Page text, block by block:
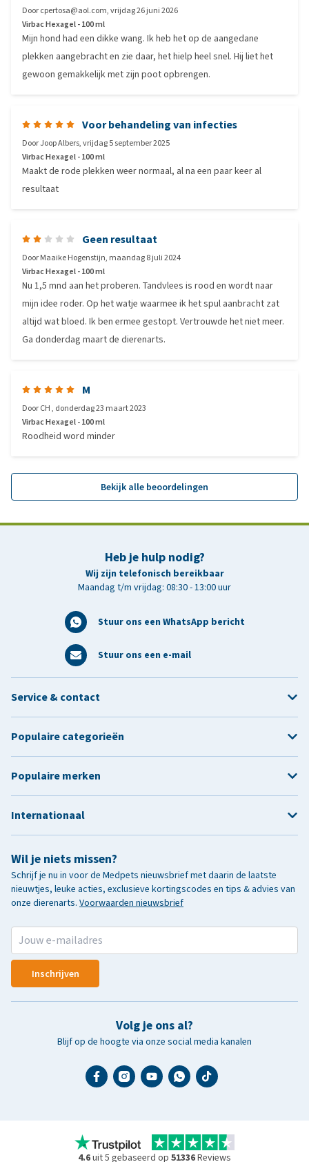
Doorcpertosa@aol.com,vrijdag 26 juni 2026
Virbac Hexagel - 100 ml
Mijn hond had een dikke wang. Ik heb het op de aangedane
plekken aangebracht en zie daar, het hielp heel snel. Hij liet het
gewoon gemakkelijk met zijn poot opbrengen.
Voor behandeling van infecties
DoorJoop Albers,vrijdag 5 september 2025
Virbac Hexagel - 100 ml
Maakt de rode plekken weer normaal, al na een paar keer al
resultaat
Geen resultaat
DoorMaaike Hogenstijn, maandag 8 juli 2024
Virbac Hexagel - 100 ml
Nu 1,5 mnd aan het proberen. Tandvlees is rood en wordt naar
mijn idee roder. Op het watje waarmee ik het spul aanbracht zat
altijd wat bloed. Ik ben ermee gestopt. Vertrouwde het niet meer.
Ga donderdag maart de dierenarts.
M
DoorCH, donderdag 23 maart 2023
Virbac Hexagel - 100 ml
Roodheid word minder
Bekijk alle beoordelingen
Heb je hulp nodig?
Wij zijn telefonisch bereikbaar
Maandag t/m vrijdag: 08:30 - 13:00 uur
Stuur ons een WhatsApp bericht
Stuur ons een e-mail
Wil je niets missen?
Schrijf je nu in voor de Medpets nieuwsbrief met daarin de laatste
nieuwtjes, leuke acties, exclusieve kortingscodes en tips & advies van
onze dierenarts. Voorwaarden nieuwsbrief
Inschrijven
Volg je ons al?
Blijf op de hoogte via onze social media kanalen
Service & contact
Populaire categorieën
Populaire merken
Internationaal
4.6uit 5 gebaseerd op 51336Reviews